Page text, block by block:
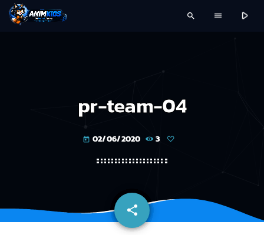
search menu play_arrow
pr-team-04
today 02/06/2020 3
share
email